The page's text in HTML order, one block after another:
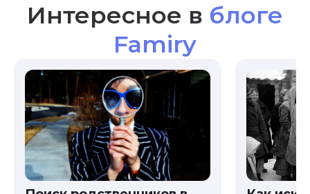
Интересное в блоге
Famiry